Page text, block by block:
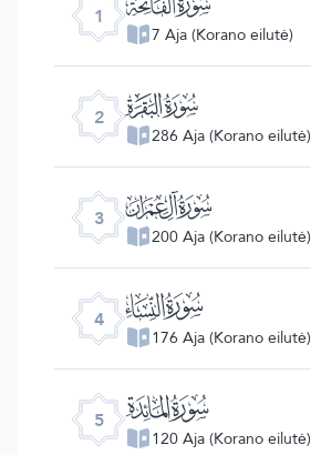
1
7 Aja (Korano eilutė)
2 ﮎ
286 Aja (Korano eilutė)
3 ﮏ
200 Aja (Korano eilutė)
4 ﮐ
176 Aja (Korano eilutė)
5 ﮑ
120 Aja (Korano eilutė)